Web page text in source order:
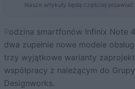
Nasze artykuły będą częściej
Rodzina smartfonów Infinix Note 40 wzbogaciła się o
dwa zupełnie nowe modele
trzy wyjątkowe warianty
współpracy z należącym do
Designworks.